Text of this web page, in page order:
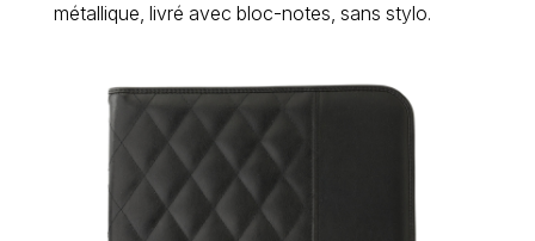
métallique, livré avec bloc-notes, sans stylo.